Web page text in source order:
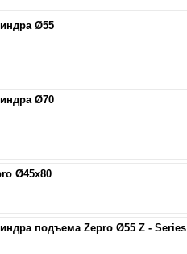
Ø55
Ø70
Ø45x80
подъема Zepro Ø55 Z - Series